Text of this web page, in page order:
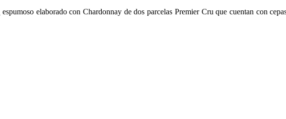
espumoso elaborado con Chardonnay de dos parcelas Premier Cru que cuentan con